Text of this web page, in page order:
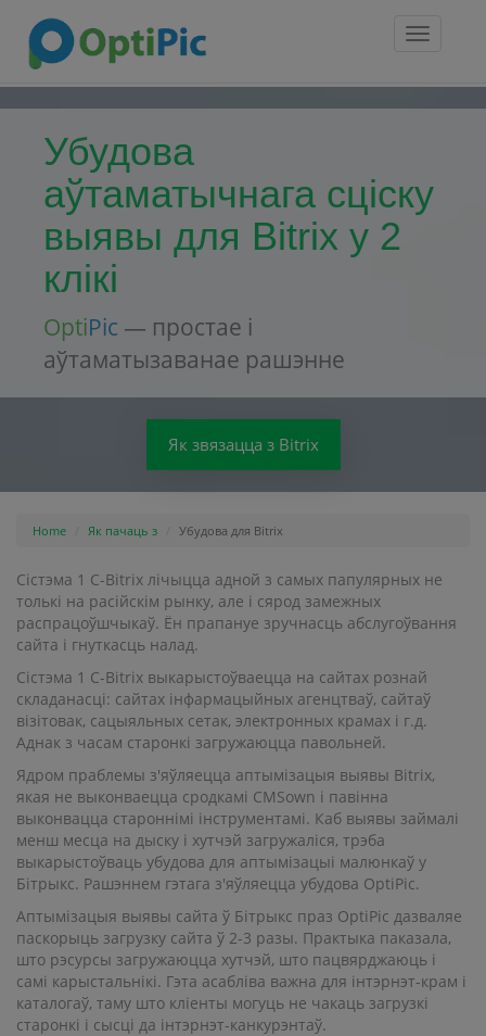
Toggle
Убудова
аўтаматычнага сціску
выявы для Bitrix у 2
клікі
OptiPic — простае і
аўтаматызаванае рашэнне
Як звязацца з Bitrix
Home Як пачаць з Убудова для Bitrix
Сістэма 1 C-Bitrix лічыцца адной з самых папулярных не
толькі на расійскім рынку, але і сярод замежных
распрацоўшчыкаў. Ён прапануе зручнасць абслугоўвання
сайта і гнуткасць налад.
Сістэма 1 C-Bitrix выкарыстоўваецца на сайтах рознай
складанасці: сайтах інфармацыйных агенцтваў, сайтаў
візітовак, сацыяльных сетак, электронных крамах і г.д.
Аднак з часам старонкі загружаюцца павольней.
Ядром праблемы з'яўляецца аптымізацыя выявы Bitrix,
якая не выконваецца сродкамі CMSown і павінна
выконвацца староннімі інструментамі. Каб выявы займалі
менш месца на дыску і хутчэй загружаліся, трэба
выкарыстоўваць убудова для аптымізацыі малюнкаў у
Бітрыкс. Рашэннем гэтага з'яўляецца убудова OptiPic.
Аптымізацыя выявы сайта ў Бітрыкс праз OptiPic дазваляе
паскорыць загрузку сайта ў 2-3 разы. Практыка паказала,
што рэсурсы загружаюцца хутчэй, што пацвярджаюць і
самі карыстальнікі. Гэта асабліва важна для інтэрнэт-крам і
каталогаў, таму што кліенты могуць не чакаць загрузкі
старонкі і сысці да інтэрнэт-канкурэнтаў.